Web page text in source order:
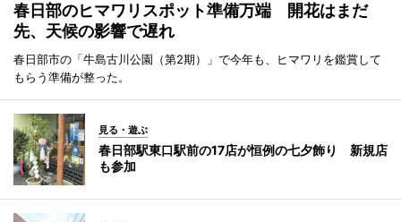
春日部のヒマワリスポット準備万端 開花はまだ
先、天候の影響で遅れ
春日部市の「牛島古川公園（第2期）」で今年も、ヒマワリを鑑賞して
もらう準備が整った。
見る・遊ぶ
春日部駅東口駅前の17店が恒例の七夕飾り 新規店
も参加